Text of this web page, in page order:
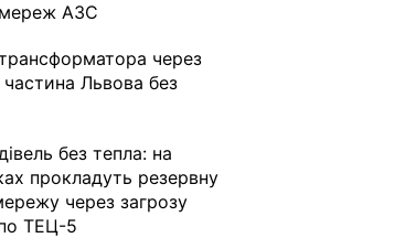
АЗС
через
частина Львова без
без тепла: на
прокладуть резервну
через загрозу
ТЕЦ-5